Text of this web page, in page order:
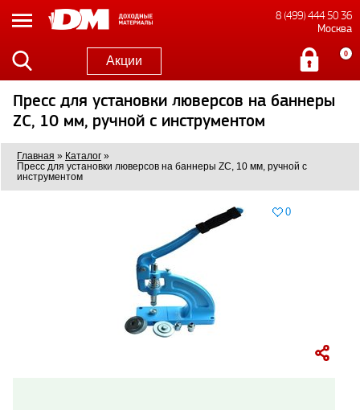
8 (499) 444 50 36
Москва
Акции 0
Пресс для установки люверсов на баннеры
ZC, 10 мм, ручной с инструментом
Главная » Каталог »
Пресс для установки люверсов на баннеры ZC, 10 мм, ручной с
инструментом
0